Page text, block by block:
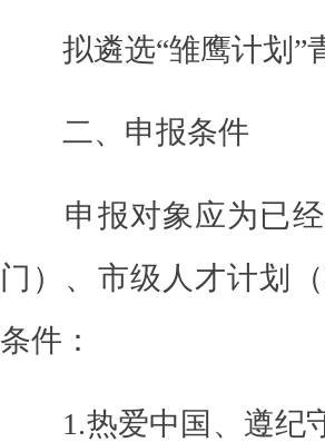
拟遴选“雏鹰计划”
二、 申报条件
申报对象 应为已
门）、市级人才计划
条件：
1.热爱中国 、遵纪